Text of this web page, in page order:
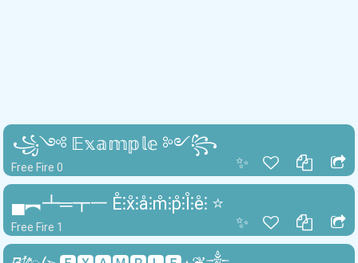
✨
Free Fire 0
꧁༺ 𝔼𝕩𝕒𝕞𝕡𝕝𝕖 ༻꧂
✨
Free Fire 1
▄︻┻═┳一 E̊⫶x̊⫶å⫶m̊⫶p̊⫶l̊⫶e̊⫶ ⭐